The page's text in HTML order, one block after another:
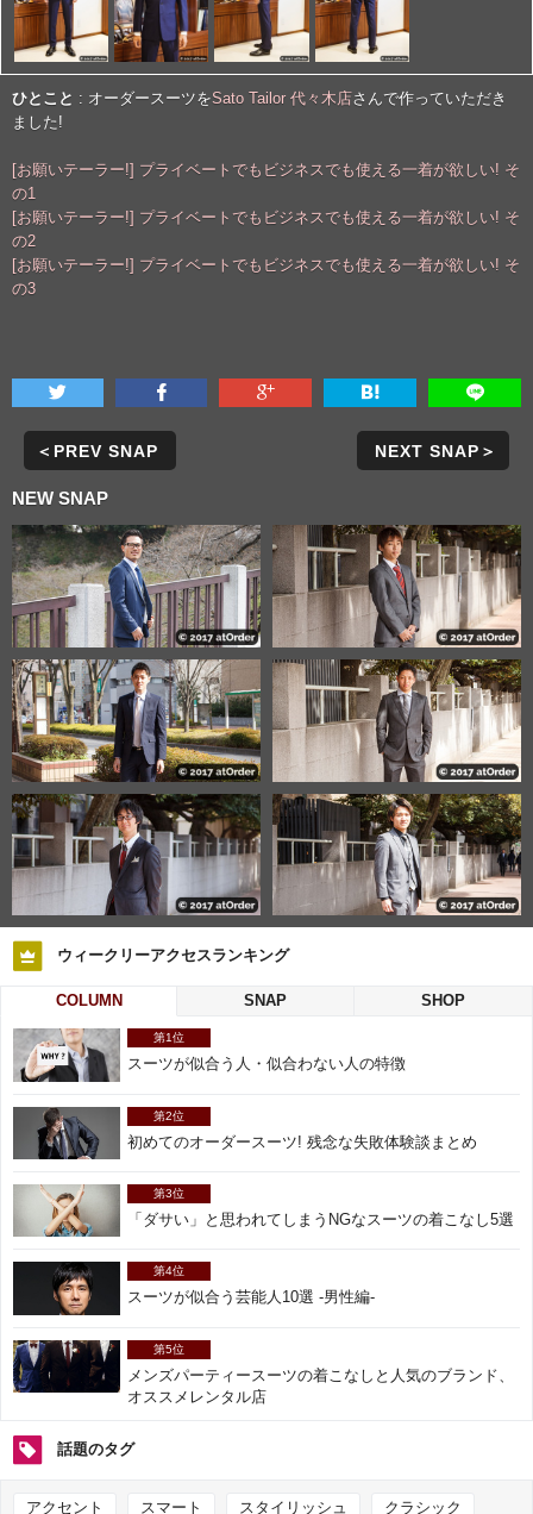
ひとこと : オーダースーツをSato Tailor 代々木店さんで作っていただき
ました!
[お願いテーラー!] プライベートでもビジネスでも使える一着が欲しい! そ
の1
[お願いテーラー!] プライベートでもビジネスでも使える一着が欲しい! そ
の2
[お願いテーラー!] プライベートでもビジネスでも使える一着が欲しい! そ
の3
    
＜PREV SNAP NEXT SNAP＞
NEW SNAP
ウィークリーアクセスランキング
COLUMN SNAP SHOP
第1位
スーツが似合う人・似合わない人の特徴
第2位
初めてのオーダースーツ! 残念な失敗体験談まとめ
第3位
「ダサい」と思われてしまうNGなスーツの着こなし5選
第4位
スーツが似合う芸能人10選 -男性編-
第5位
メンズパーティースーツの着こなしと人気のブランド、
オススメレンタル店
話題のタグ
アクセント スマート スタイリッシュ クラシック